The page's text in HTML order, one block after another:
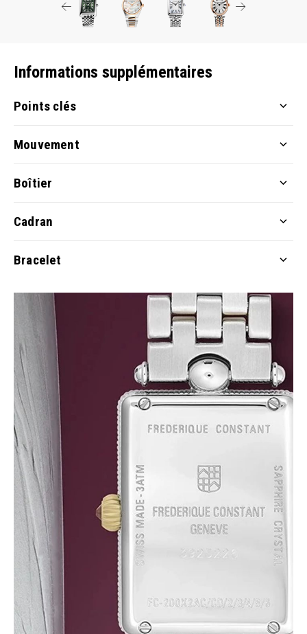
Informations supplémentaires
Points clés
Mouvement
Boîtier
Cadran
Bracelet